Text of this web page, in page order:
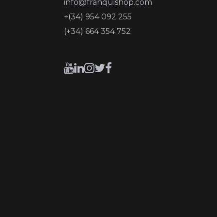
info@franquishop.com
+(34) 954 092 255
(+34) 664 354 752